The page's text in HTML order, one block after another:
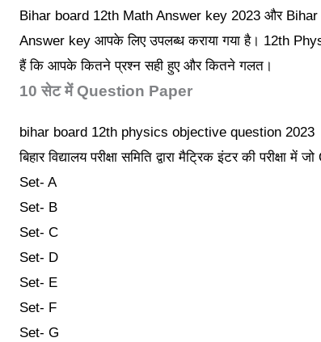
Bihar board 12th Math Answer key 2023 और Bihar
Answer key आपके लिए उपलब्ध कराया गया है। 12th
हैं कि आपके कितने प्रश्न सही हुए और कितने गलत।
10 सेट में Question Paper
bihar board 12th physics objective question 2023
बिहार विद्यालय परीक्षा समिति द्वारा मैट्रिक इंटर की
Set- A
Set- B
Set- C
Set- D
Set- E
Set- F
Set- G